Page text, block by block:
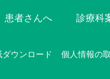
患者さんへ 診療科
ウンロード 個人情報の